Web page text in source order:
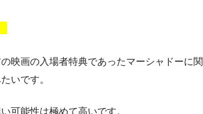
映画の入場者特典であったマーシャドーに関
いです。
可能性は極めて高いです。